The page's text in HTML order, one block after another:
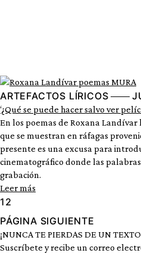
ARTEFACTOS LÍRICOS
‘¿Qué se puede hacer salvo ver
En los poemas de Roxana
que se muestran en ráfagas
presente es una excusa para
cinematográfico donde las
grabación.
Leer más
1 2
PÁGINA SIGUIENTE
¡NUNCA TE PIERDAS DE UN
Suscríbete y recibe un correo